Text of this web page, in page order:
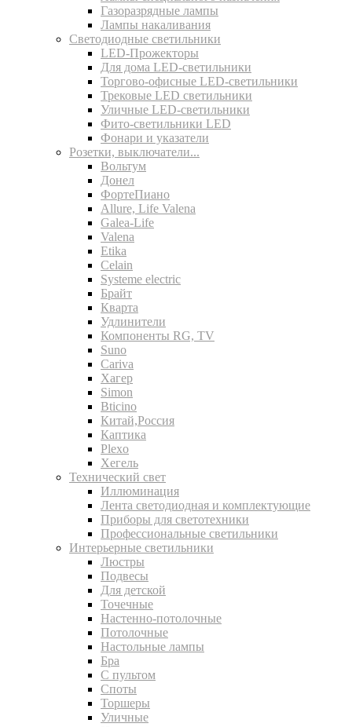
Газоразрядные лампы
Лампы накаливания
Светодиодные светильники
LED-Прожекторы
Для дома LED-светильники
Торгово-офисные LED-светильники
Трековые LED светильники
Уличные LED-светильники
Фито-светильники LED
Фонари и указатели
Розетки, выключатели...
Вольтум
Донел
ФортеПиано
Allure, Life Valena
Galea-Life
Valena
Etika
Celain
Systeme electric
Брайт
Кварта
Удлинители
Компоненты RG, TV
Suno
Cariva
Хагер
Simon
Bticino
Китай,Россия
Каптика
Plexo
Хегель
Технический свет
Иллюминация
Лента светодиодная и комплектующие
Приборы для светотехники
Профессиональные светильники
Интерьерные светильники
Люстры
Подвесы
Для детской
Точечные
Настенно-потолочные
Потолочные
Настольные лампы
Бра
С пультом
Споты
Торшеры
Уличные